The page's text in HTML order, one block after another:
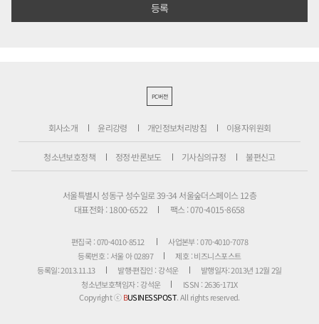
PC버전
회사소개 윤리강령 개인정보처리방침 이용자위원회
청소년보호정책 정정·반론보도 기사심의규정 불편신고
서울특별시 성동구 성수일로 39-34 서울숲더스페이스 12층
대표전화 : 1800-6522
팩스 : 070-4015-8658
편집국 : 070-4010-8512
사업본부 : 070-4010-7078
등록번호 : 서울 아 02897
제호 : 비즈니스포스트
등록일: 2013.11.13
발행·편집인 : 강석운
발행일자: 2013년 12월 2일
청소년보호책임자 : 강석운
ISSN : 2636-171X
Copyright ⓒBUSINESSPOST. All rights reserved.